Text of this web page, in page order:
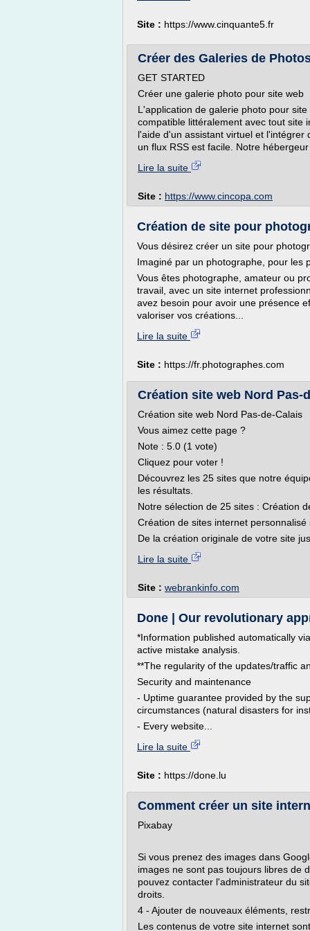
Site : https://www.cinquante5.fr
Créer des Galeries de
GET STARTED
Créer une galerie photo pour site web
L'application de galerie photo pour
compatible littéralement avec tout site
l'aide d'un assistant virtuel et
un flux RSS est facile. Notre
Lire la suite
Site : https://www.cincopa.com
Création de site pour
Vous désirez créer un site pour
Imaginé par un photographe, pour les
Vous êtes photographe, amateur ou
travail, avec un site internet
avez besoin pour avoir une présence
valoriser vos créations...
Lire la suite
Site : https://fr.photographes.com
Création site web Nord Pas-
Création site web Nord Pas-de-Calais
Vous aimez cette page ?
Note : 5.0 (1 vote)
Cliquez pour voter !
Découvrez les 25 sites que notre
les résultats.
Notre sélection de 25 sites : Création
Création de sites internet personnalisé
De la création originale de votre site
Lire la suite
Site : webrankinfo.com
Done | Our revolutionary
*Information published automatically
active mistake analysis.
**The regularity of the updates/traffic
Security and maintenance
- Uptime guarantee provided by the
circumstances (natural disasters for
- Every website...
Lire la suite
Site : https://done.lu
Comment créer un site
Pixabay
Si vous prenez des images dans
images ne sont pas toujours libres de
pouvez contacter l'administrateur du
droits.
4 - Ajouter de nouveaux éléments,
Les contenus de votre site internet